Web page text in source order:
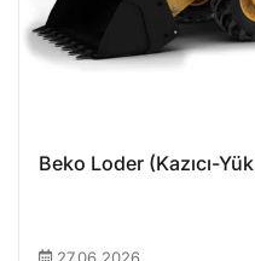
Beko Loder (Kazıcı-